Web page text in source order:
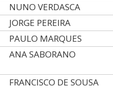
NUNO VERDASCA
JORGE PEREIRA
PAULO MARQUES
ANA SABORANO
FRANCISCO DE SOUSA